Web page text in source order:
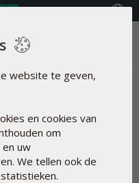
website te geven,
en cookies van
om
uw
We tellen ook de